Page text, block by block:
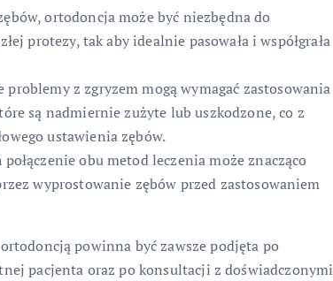
ortodoncja może być niezbędna do
protezy, tak aby idealnie pasowała i współgrała
z zgryzem mogą wymagać zastosowania
są nadmiernie zużyte lub uszkodzone, co z
ustawienia zębów.
obu metod leczenia może znacząco
wyprostowanie zębów przed zastosowaniem
powinna być zawsze podjęta po
pacjenta oraz po konsultacji z doświadczonymi